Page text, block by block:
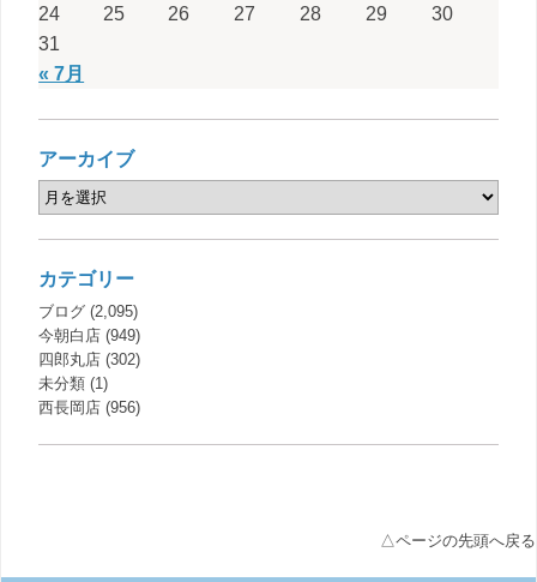
« 7月
24
25 26 27 28 29
30
31
アーカイブ
カテゴリー
ブログ (2,095)
今朝白店 (949)
四郎丸店 (302)
未分類 (1)
西長岡店 (956)
△ページの先頭へ戻る